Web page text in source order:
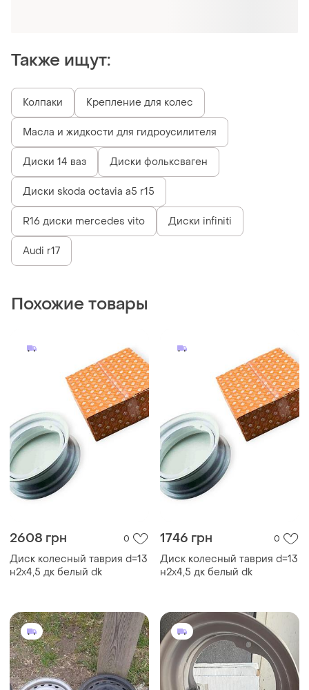
Также ищут:
Колпаки Крепление для колес
Масла и жидкости для гидроусилителя
Диски 14 ваз Диски фольксваген
Диски skoda octavia a5 r15
R16 диски mercedes vito Диски infiniti
Audi r17
Похожие товары
2608 грн 0
Диск колесный таврия d=13
н2х4,5 дк белый dk
1746 грн 0
Диск колесный таврия d=13
н2х4,5 дк белый dk